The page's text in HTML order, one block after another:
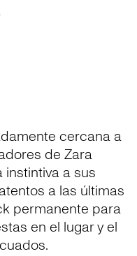
cercana a
de Zara
a sus
a las últimas
permanente para
en el lugar y el